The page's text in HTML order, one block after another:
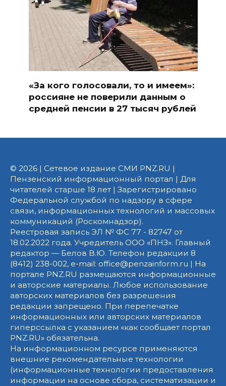
«За кого голосовали, то и имеем»:
россияне не поверили данным о
средней пенсии в 27 тысяч рублей
© 2026 | Сетевое издание СМИ PNZ.RU |
Пензенский информационный портал | Для
читателей старше 18 лет | Зарегистрировано
Федеральной службой по надзору в сфере
связи, информационных технологий и массовых
коммуникаций (Роскомнадзор).
Реестровая запись ЭЛ № ФС 77 - 82747 от
18.02.2022 года. Учредитель ООО «ПНЗ». Главный
редактор — Белов В.Ю. Телефон редакции 8
(8412) 238-002, e-mail: office@penzainform.ru | На
портале PNZ.RU размещаются информационные
и авторские материалы. Любое использование
авторских материалов без разрешения
редакции запрещено. При перепечатке
информационных или авторских материалов
гиперссылка с указанием «как сообщает портал
PNZ.RU» обязательна.
На информационном ресурсе применяются
внешние рекомендательные технологии
(информационные технологии предоставления
информации на основе сбора, систематизации и